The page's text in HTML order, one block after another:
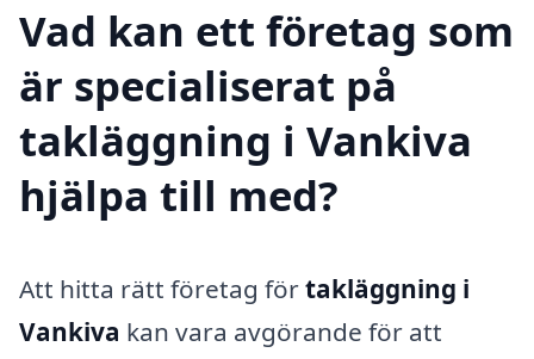
Vad kan ett företag som
är specialiserat på
takläggning i Vankiva
hjälpa till med?
Att hitta rätt företag förtakläggning i
Vankiva kan vara avgörande för att